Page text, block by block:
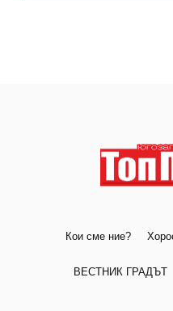
Кои сме ние?
ВЕСТНИК ГРАДЪТ